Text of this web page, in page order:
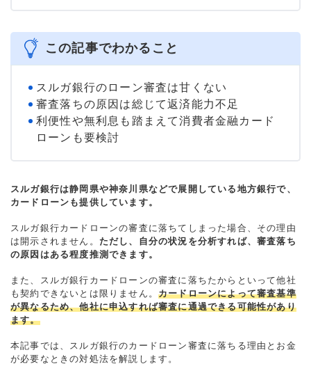
ン、FX、不動産、保険など、多くの金融領域における情報
メディアの編集・監修に携わり、実績は計2000本以上。ロ
ーン利用者へのインタビューなども多数実施し、専門知識
＞＞公式ページ
この記事でわかること
スルガ銀行のローン審査は甘くない
審査落ちの原因は総じて返済能力不足
利便性や無利息も踏まえて消費者金融カード
ローンも要検討
スルガ銀行は静岡県や神奈川県などで展開している地方銀行で、
カードローンも提供しています。
スルガ銀行カードローンの審査に落ちてしまった場合、その理由
は開示されません。 ただし、自分の状況を分析すれば、審査落ち
の原因はある程度推測できます。
また、スルガ銀行カードローンの審査に落ちたからといって他社
も契約できないとは限りません。 カードローンによって審査基準
が異なるため、他社に申込すれば審査に通過できる可能性があり
ます。
本記事では、スルガ銀行のカードローン審査に落ちる理由とお金
が必要なときの対処法を解説します。